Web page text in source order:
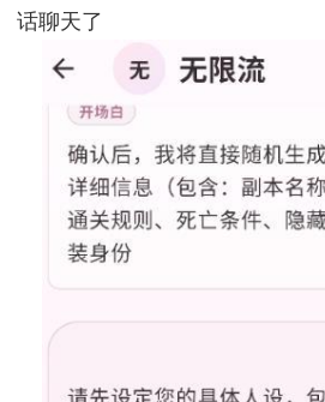
话聊天了